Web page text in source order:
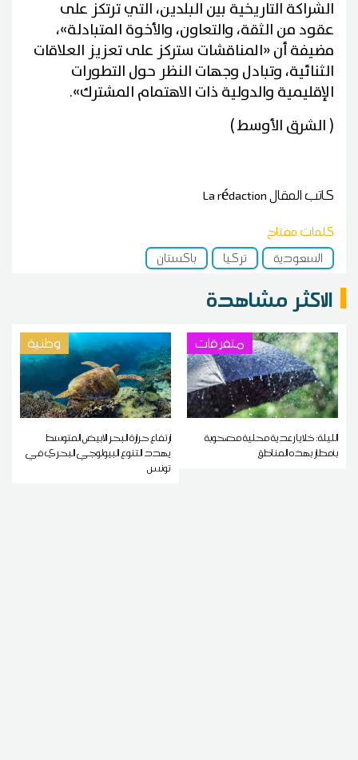
الشراكة التاريخية بين البلدين، التي ترتكز على
عقود من الثقة، والتعاون، والأخوة المتبادلة»،
مضيفة أن «المناقشات ستركز على تعزيز العلاقات
الثنائية، وتبادل وجهات النظر حول التطورات
الإقليمية والدولية ذات الاهتمام المشترك».
( الشرق الأوسط )
كاتب المقالLa rédaction
كلمات مفتاح
السعودية
تركيا باكستان
الاكثر مشاهدة
متفرقات
الليلة: خلايا رعدية محلية مصحوبة
بأمطار بهذه المناطق
وطنية
ارتفاع حرارة البحر الأبيض المتوسط
يهدد التنوع البيولوجي البحري في
تونس